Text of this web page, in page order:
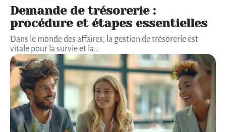
Demande de trésorerie :
procédure et étapes essentielles
Dans le monde des affaires, la gestion de trésorerie est
vitale pour la survie et la…